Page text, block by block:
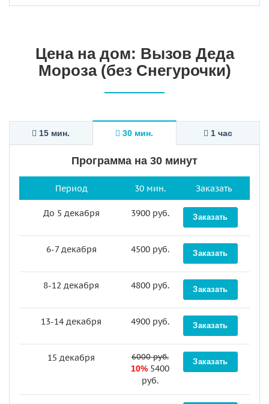
Цена на дом: Вызов Деда
Мороза (без Снегурочки)
15 мин. 30 мин. 1 час
Программа на 30 минут
Период 30 мин. Заказать
До 5 декабря 3900 руб.
6-7 декабря 4500 руб.
8-12 декабря 4800 руб.
13-14 декабря 4900 руб.
15 декабря 6000 руб.
10% 5400
руб.